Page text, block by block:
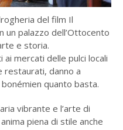
del film Il
un palazzo dell’Ottocento
e storia.
mercati delle pulci locali
restaurati, danno a
quanto basta.
vibrante e l’arte di
piena di stile anche